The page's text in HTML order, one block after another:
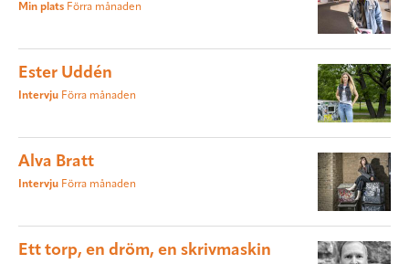
Min plats Förra månaden
Ester Uddén
Intervju Förra månaden
Alva Bratt
Intervju Förra månaden
Ett torp, en dröm, en skrivmaskin